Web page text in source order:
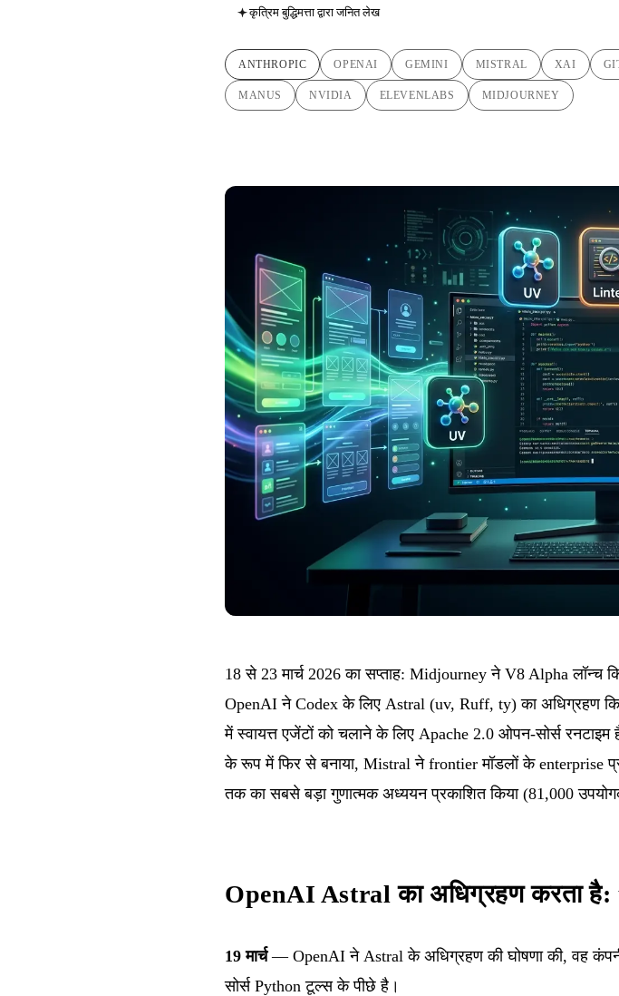
कृत्रिम बुद्धिमत्ता द्वारा जनित लेख
ANTHROPIC OPENAI GEMINI MISTRAL XAI
MANUS NVIDIA ELEVENLABS MIDJOURNEY
18 से 23 मार्च 2026 का सप्ताह: Midjourney ने V8 Alpha लॉन्च
OpenAI ने Codex के लिए Astral (uv, Ruff, ty) का अधिग्रहण
में स्वायत्त एजेंटों को चलाने के लिए Apache 2.0 ओपन-सोर्स
के रूप में फिर से बनाया, Mistral ने frontier मॉडलों के enterprise
तक का सबसे बड़ा गुणात्मक अध्ययन प्रकाशित किया (81,000
OpenAI Astral का अधिग्रहण करता
19 मार्च— OpenAI ने Astral के अधिग्रहण की घोषणा की, वह
सोर्स Python टूल्स के पीछे है।